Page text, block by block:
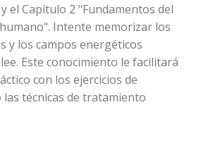
el Capítulo 2 "Fundamentos del
Intente memorizar los
y los campos energéticos
Este conocimiento le facilitará
con los ejercicios de
técnicas de tratamiento